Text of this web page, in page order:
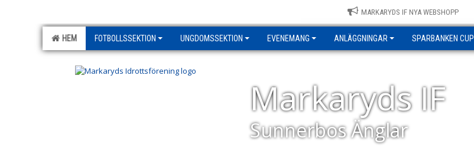
MARKARYDS IF NYA WEBSHOPP
HEM FOTBOLLSSEKTION UNGDOMSSEKTION EVENEMANG ANLÄGGNINGAR SPARBANKEN CUP
Markaryds IF
Sunnerbos Änglar